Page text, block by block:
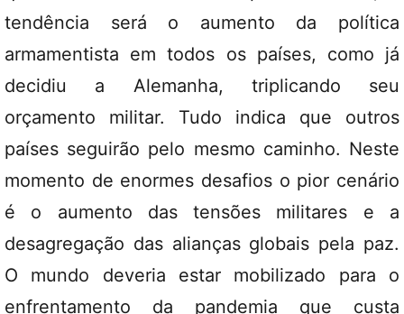
tendência será o aumento da política
armamentista em todos os países, como já
decidiu a Alemanha, triplicando seu
orçamento militar. Tudo indica que outros
países seguirão pelo mesmo caminho. Neste
momento de enormes desafios o pior cenário
é o aumento das tensões militares e a
desagregação das alianças globais pela paz.
O mundo deveria estar mobilizado para o
enfrentamento da pandemia que custa